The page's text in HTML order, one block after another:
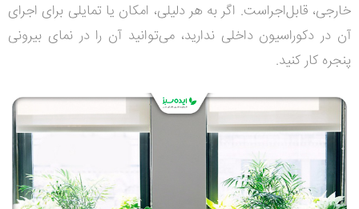
خارجی، قابل‌اجراست. اگر به هر دلیلی، امکان یا تمایلی برای اجرای
آن در دکوراسیون داخلی ندارید، می‌توانید آن را در نمای بیرونی
پنجره کار کنید.